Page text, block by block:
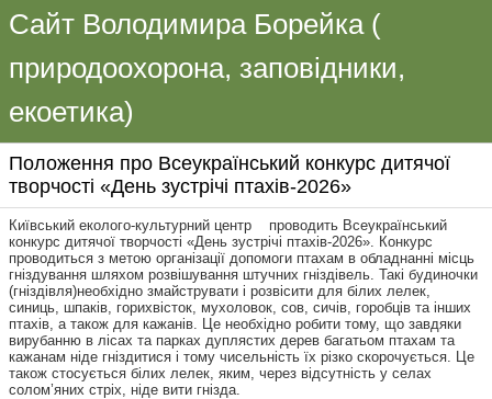
Сайт Володимира Борейка (
природоохорона, заповідники,
екоетика)
Положення про Всеукраїнський конкурс дитячої
творчості «День зустрічі птахів-2026»
Київський еколого-культурний центр проводить Всеукраїнський
конкурс дитячої творчості «День зустрічі птахів-2026». Конкурс
проводиться з метою організації допомоги птахам в обладнанні місць
гніздування шляхом розвішування штучних гніздівель. Такі будиночки
(гніздівля)необхідно змайструвати і розвісити для білих лелек,
синиць, шпаків, горихвісток, мухоловок, сов, сичів, горобців та інших
птахів, а також для кажанів. Це необхідно робити тому, що завдяки
вирубанню в лісах та парках дуплястих дерев багатьом птахам та
кажанам ніде гніздитися і тому чисельність їх різко скорочується. Це
також стосується білих лелек, яким, через відсутність у селах
солом’яних стріх, ніде вити гнізда.